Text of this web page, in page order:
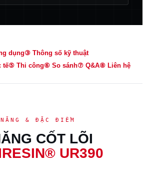
dụng③ Thông số kỹ thuật
tế⑤ Thi công⑥ So sánh⑦ Q&A⑧ Liên hệ
& ĐẶC ĐIỂM
CỐT LÕI
UR390